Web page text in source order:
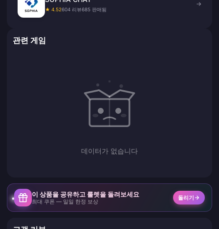
★ 4.52604 리뷰685 판매됨
→
관련 게임
데이터가 없습니다
이 상품을 공유하고 룰렛을 돌려보세요
최대 쿠폰 — 일일 한정 보상
돌리기